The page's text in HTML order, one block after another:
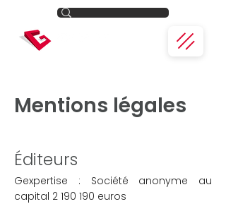
Mentions légales
Éditeurs
Gexpertise : Société anonyme au
capital 2 190 190 euros